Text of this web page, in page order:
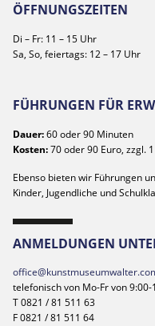
ÖFFNUNGSZEITEN
Di – Fr: 11 – 15 Uhr
Sa, So, feiertags: 12 – 17 Uhr
FÜHRUNGEN FÜR
Dauer:60 oder 90 Minuten
Kosten:70 oder 90 Euro, zzgl.
Ebenso bieten wir Führungen
Kinder, Jugendliche und
ANMELDUNGEN
telefonisch von Mo-Fr von
T 0821 / 81 511 63
F 0821 / 81 511 64